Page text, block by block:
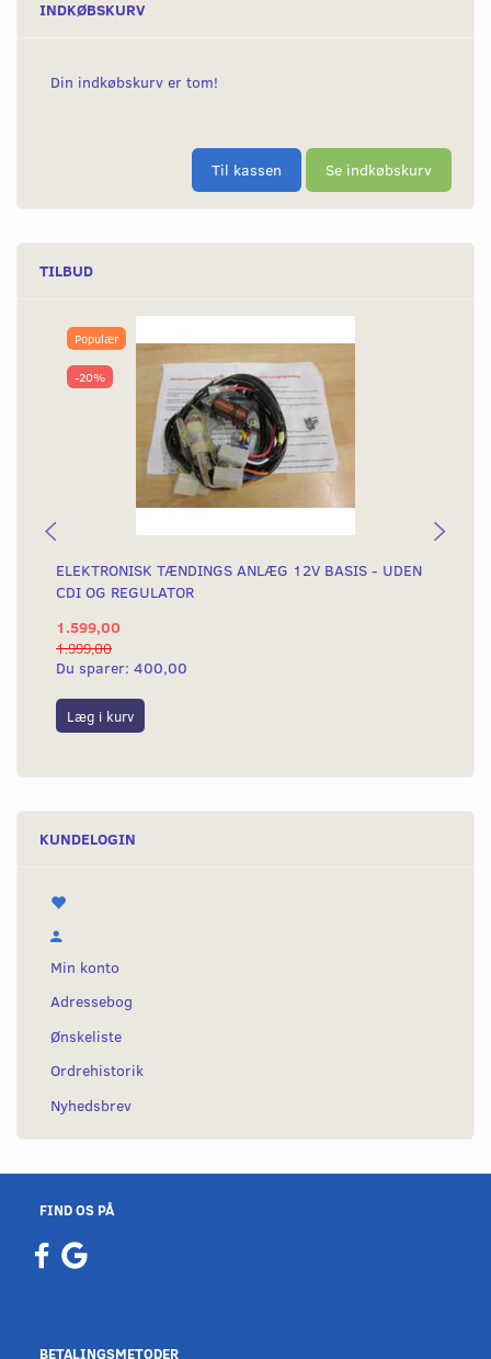
INDKØBSKURV
Din indkøbskurv er tom!
Til kassen Se indkøbskurv
TILBUD
Populær
-20%
ELEKTRONISK TÆNDINGS ANLÆG 12V BASIS - UDEN
CDI OG REGULATOR
1.599,00
1.999,00
Du sparer: 400,00
Læg i kurv
KUNDELOGIN
Min konto
Adressebog
Ønskeliste
Ordrehistorik
Nyhedsbrev
FIND OS PÅ
BETALINGSMETODER